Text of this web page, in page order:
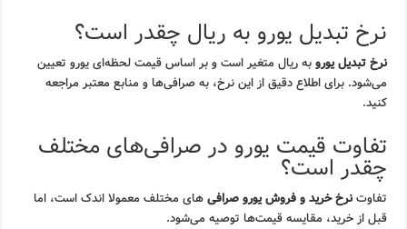
نرخ تبدیل یورو به ریال چقدر است؟
نرخ تبدیل یوروبه ریال متغیر است و بر اساس قیمت لحظه‌ای یورو تعیین
می‌شود. برای اطلاع دقیق از این نرخ، به صرافی‌ها و منابع معتبر مراجعه
کنید.
تفاوت قیمت یورو در صرافی‌های مختلف
چقدر است؟
تفاوتنرخ خرید و فروش یورو صرافیهای مختلف معمولا اندک است، اما
قبل از خرید، مقایسه قیمت‌ها توصیه می‌شود.